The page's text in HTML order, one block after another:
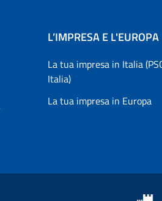
L’IMPRESA E L'EUROPA
La tua impresa in Italia
Italia)
La tua impresa in Europa